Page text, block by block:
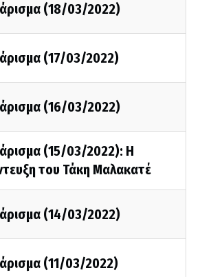
(18/03/2022)
(17/03/2022)
(16/03/2022)
(15/03/2022): Η
του Τάκη Μαλακατέ
(14/03/2022)
(11/03/2022)